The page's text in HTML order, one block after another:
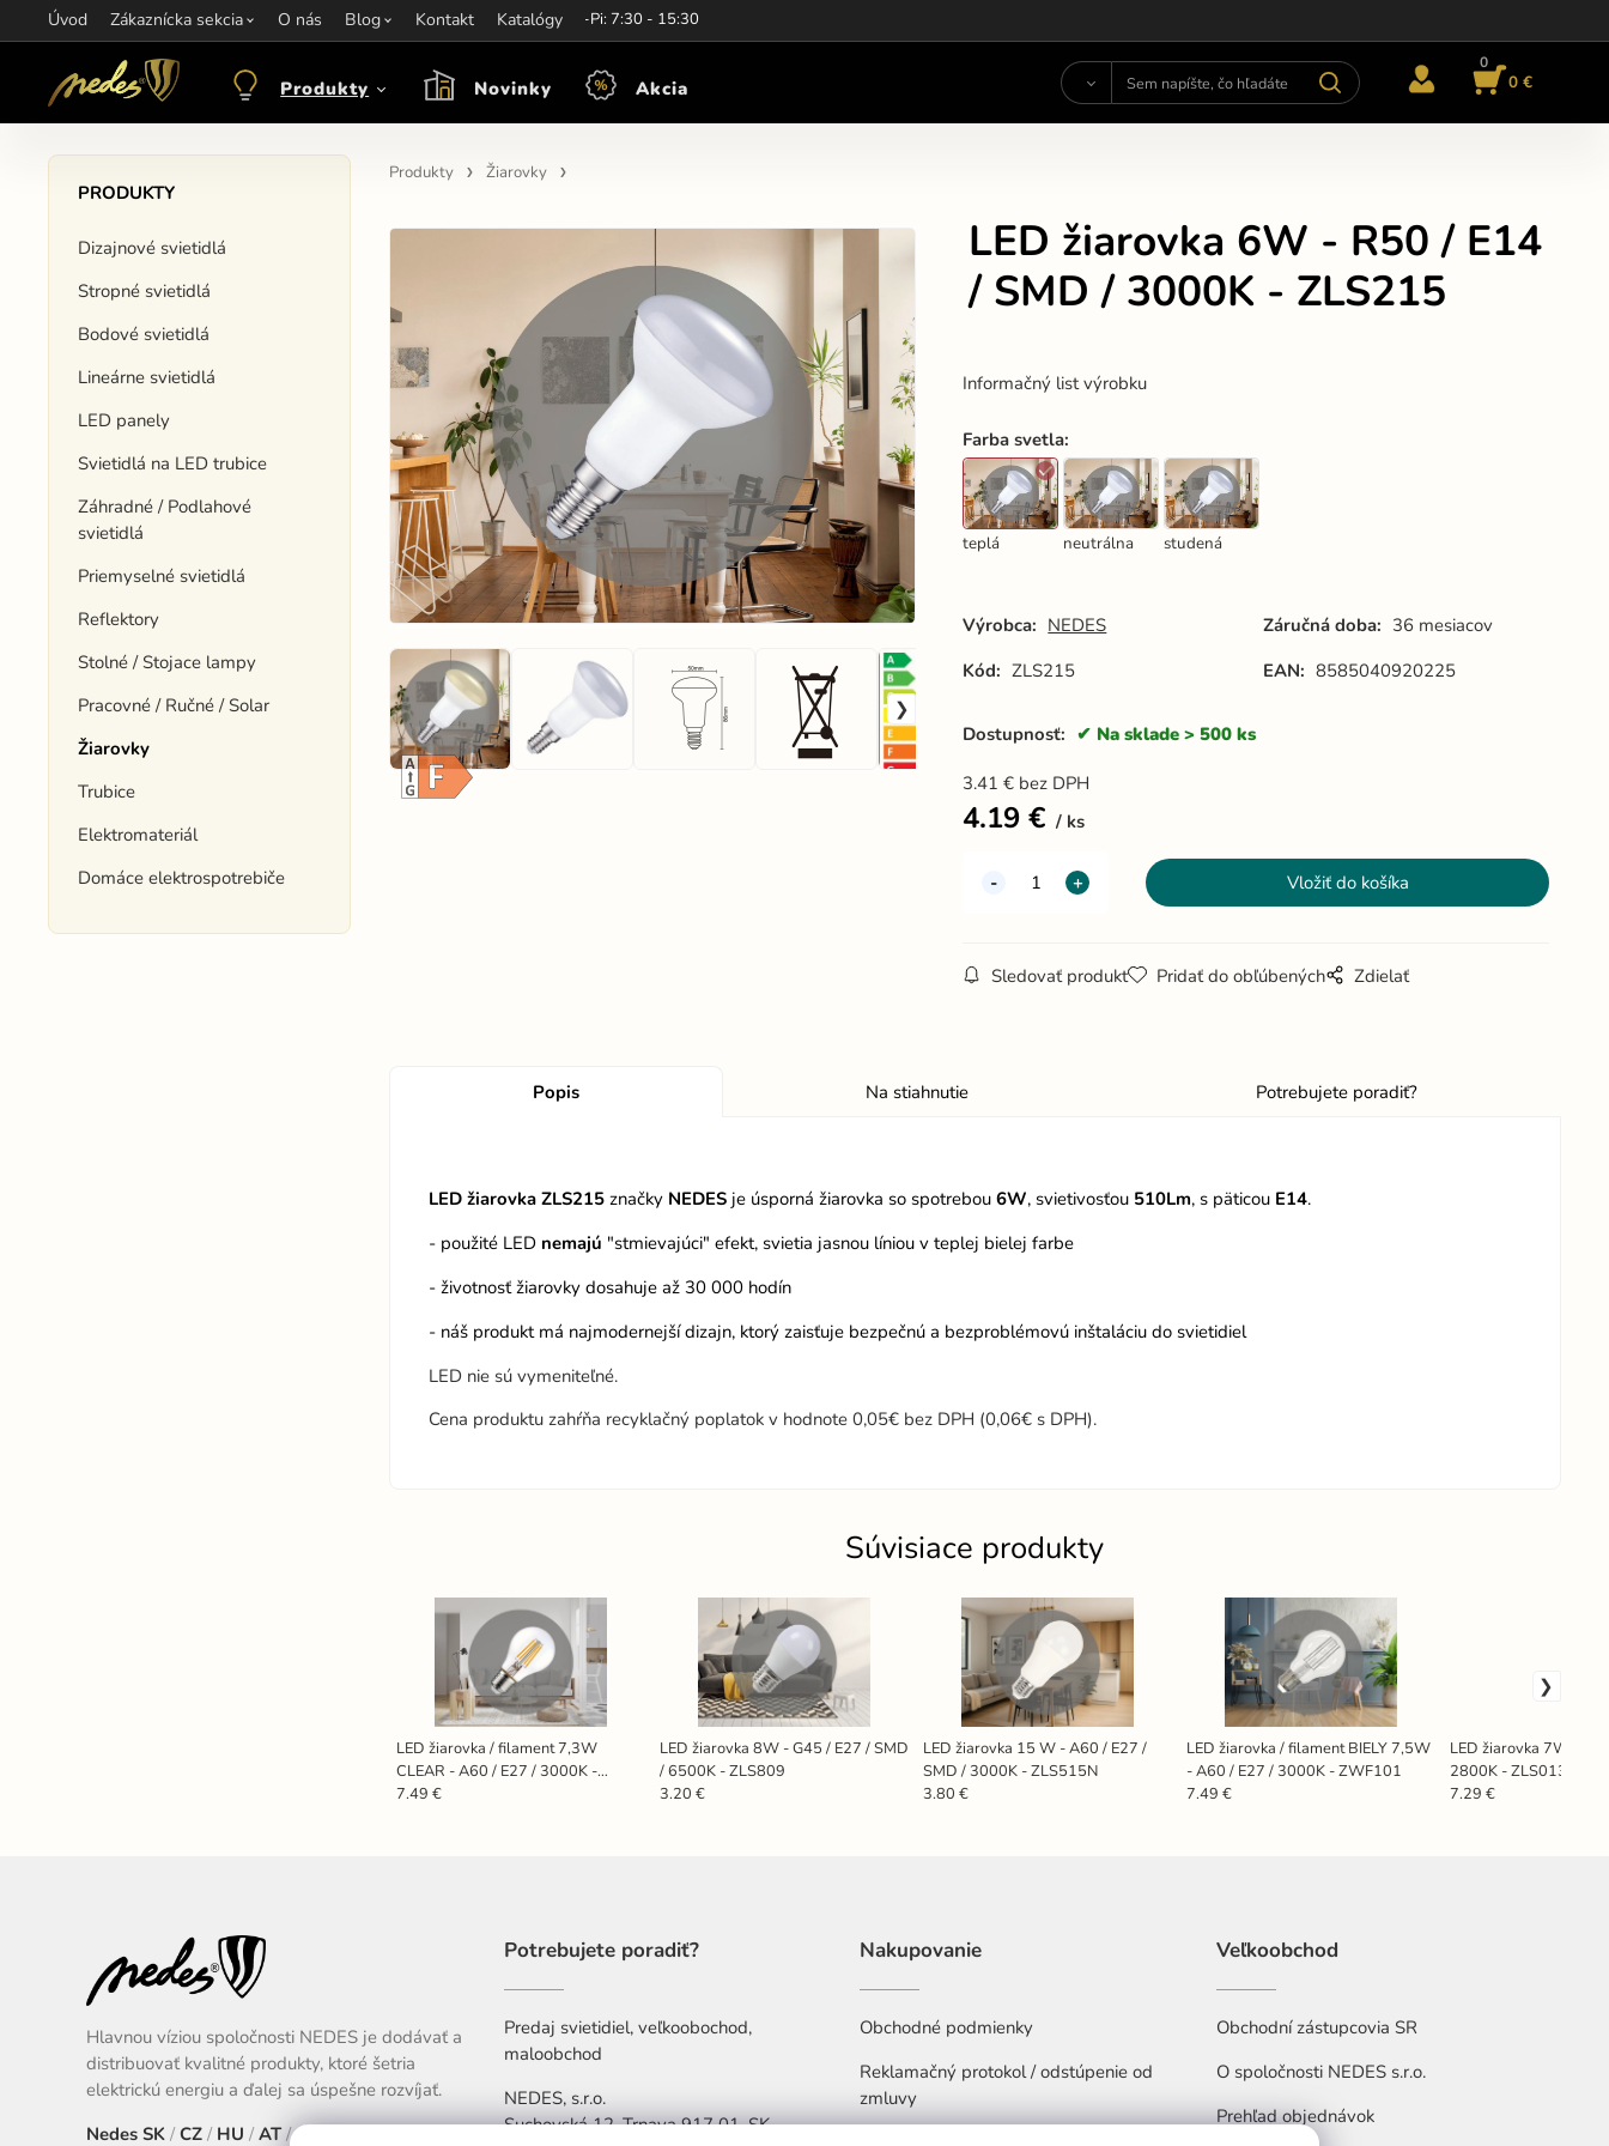
Úvod Zákaznícka sekcia O nás Blog Kontakt Katalógy
Informácie:info@nedes.sk Kontakt:+421 907 263 473Otváracie hodiny: Po-Pi: 7:30 - 15:30
Produkty Novinky Akcia
0
0 €
PRODUKTY
Dizajnové svietidlá
Stropné svietidlá
Bodové svietidlá
Lineárne svietidlá
LED panely
Svietidlá na LED trubice
Záhradné / Podlahové
svietidlá
Priemyselné svietidlá
Reflektory
Stolné / Stojace lampy
Pracovné / Ručné / Solar
Žiarovky
Trubice
Elektromateriál
Domáce elektrospotrebiče
Produkty Žiarovky
LED žiarovka 6W - R50 / E14
/ SMD / 3000K - ZLS215
Informačný list výrobku
Farba svetla:
teplá neutrálna studená
Výrobca: NEDES Záručná doba: 36 mesiacov
Kód: ZLS215 EAN: 8585040920225
Dostupnosť: Na sklade > 500 ks
3.41 € bez DPH
4.19 € ks
Sledovať produkt Pridať do obľúbených Zdielať
Popis Na stiahnutie Potrebujete poradiť?
LED žiarovka ZLS215značky NEDESje úsporná žiarovka so spotrebou 6W, svietivosťou510Lm, s päticou E14.
- použité LED nemajú "stmievajúci" efekt, svietia jasnou líniou v teplej bielej farbe
- životnosť žiarovky dosahuje až 30 000 hodín
- náš produkt má najmodernejší dizajn, ktorý zaisťuje bezpečnú a bezproblémovú inštaláciu do svietidiel
LED nie sú vymeniteľné.
Cena produktu zahŕňa recyklačný poplatok v hodnote 0,05€ bez DPH (0,06€ s DPH).
Súvisiace produkty
LED žiarovka / filament 7,3W
CLEAR - A60 / E27 / 3000K -
ZLF512A
7.49 €
LED žiarovka 8W - G45 / E27 / SMD
/ 6500K - ZLS809
3.20 €
LED žiarovka 15 W - A60 / E27 /
SMD / 3000K - ZLS515N
3.80 €
LED žiarovka / filament BIELY 7,5W
- A60 / E27 / 3000K - ZWF101
7.49 €
LED žiarovka 7W -
2800K - ZLS013C
7.29 €
Hlavnou víziou spoločnosti NEDES je dodávať a
distribuovať kvalitné produkty, ktoré šetria
elektrickú energiu a ďalej sa úspešne rozvíjať.
Nedes SK / CZ / HU / AT /EU
Potrebujete poradiť?
Predaj svietidiel, veľkoobochod,
maloobchod
NEDES, s.r.o.
Suchovská 12, Trnava 917 01, SK
Nakupovanie
Obchodné podmienky
Reklamačný protokol / odstúpenie od
zmluvy
Veľkoobchod
Obchodní zástupcovia SR
O spoločnosti NEDES s.r.o.
Prehľad objednávok